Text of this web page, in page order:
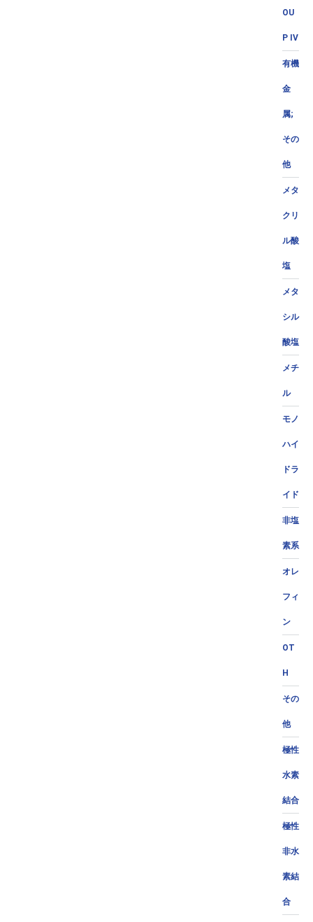
OU
P IV
有機
金
属;
その
他
メタ
クリ
ル酸
塩
メタ
シル
酸塩
メチ
ル
モノ
ハイ
ドラ
イド
非塩
素系
オレ
フィ
ン
OT
H
その
他
極性
水素
結合
極性
非水
素結
合